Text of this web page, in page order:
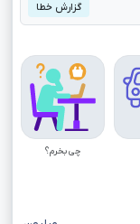
گزارش خطا
چی بخرم؟